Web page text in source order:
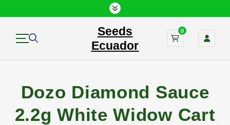
a
Seeds
Ecuador
0
Dozo Diamond Sauce
2.2g White Widow Cart